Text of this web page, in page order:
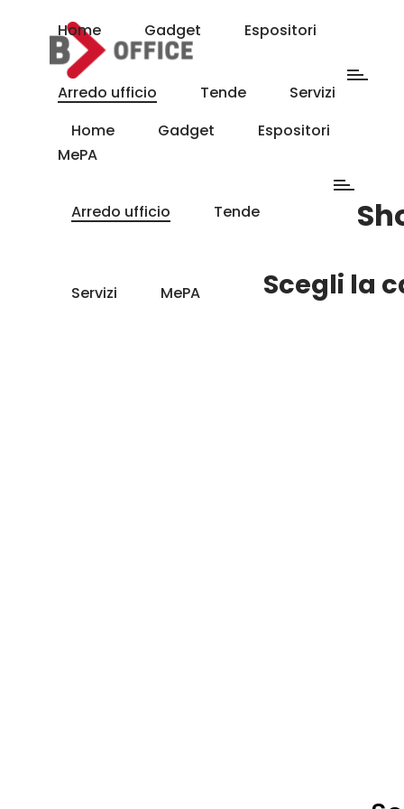
Home Gadget Espositori
Arredo ufficio Tende
Servizi MePA
Home Gadget Espositori
Arredo ufficio Tende Servizi
MePA
Scegli la